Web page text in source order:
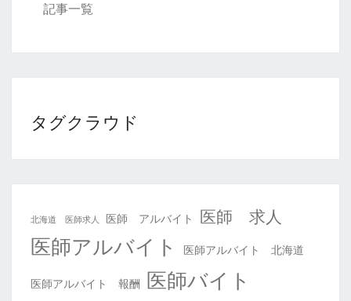
記事一覧
タグクラウド
北海道 医師求人 医師 アルバイト 医師 求人
医師アルバイト 医師アルバイト 北海道
医師アルバイト 報酬 医師バイト